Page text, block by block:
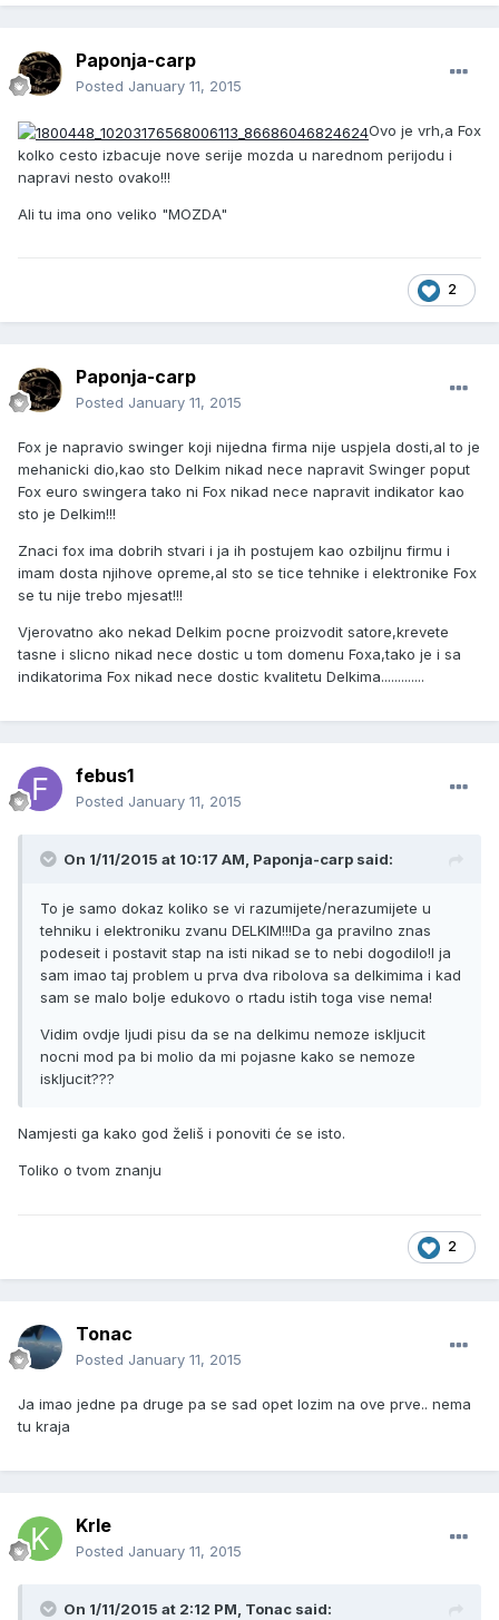
Paponja-carp
Posted January 11, 2015
Ovo je vrh,a Fox
kolko cesto izbacuje nove serije mozda u narednom perijodu i
napravi nesto ovako!!!
Ali tu ima ono veliko "MOZDA"
2
Paponja-carp
Posted January 11, 2015
Fox je napravio swinger koji nijedna firma nije uspjela dosti,al to je
mehanicki dio,kao sto Delkim nikad nece napravit Swinger poput
Fox euro swingera tako ni Fox nikad nece napravit indikator kao
sto je Delkim!!!
Znaci fox ima dobrih stvari i ja ih postujem kao ozbiljnu firmu i
imam dosta njihove opreme,al sto se tice tehnike i elektronike Fox
se tu nije trebo mjesat!!!
Vjerovatno ako nekad Delkim pocne proizvodit satore,krevete
tasne i slicno nikad nece dostic u tom domenu Foxa,tako je i sa
indikatorima Fox nikad nece dostic kvalitetu Delkima.............
febus1
Posted January 11, 2015
On 1/11/2015 at 10:17 AM, Paponja-carp said:
To je samo dokaz koliko se vi razumijete/nerazumijete u
tehniku i elektroniku zvanu DELKIM!!!Da ga pravilno znas
podeseit i postavit stap na isti nikad se to nebi dogodilo!I ja
sam imao taj problem u prva dva ribolova sa delkimima i kad
sam se malo bolje edukovo o rtadu istih toga vise nema!
Vidim ovdje ljudi pisu da se na delkimu nemoze iskljucit
nocni mod pa bi molio da mi pojasne kako se nemoze
iskljucit???
Namjesti ga kako god želiš i ponoviti će se isto.
Toliko o tvom znanju
2
Tonac
Posted January 11, 2015
Ja imao jedne pa druge pa se sad opet lozim na ove prve.. nema
tu kraja
Krle
Posted January 11, 2015
On 1/11/2015 at 2:12 PM, Tonac said: